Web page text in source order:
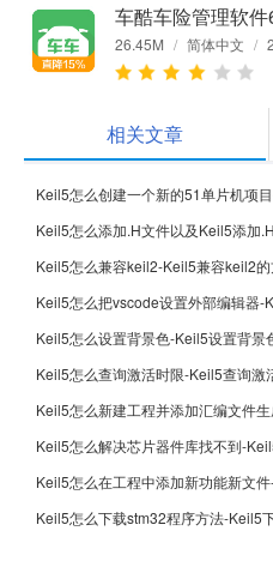
车酷车险管理软件
26.45M / 简体中文 /
相关文章
Keil5怎么添加.H文件以及Keil5添加
Keil5怎么兼容keil2-Keil5兼容keil2
Keil5怎么设置背景色-Keil5设置背景
Keil5怎么查询激活时限-Keil5查询激
Keil5怎么解决芯片器件库找不到-
Keil5怎么下载stm32程序方法-Keil5